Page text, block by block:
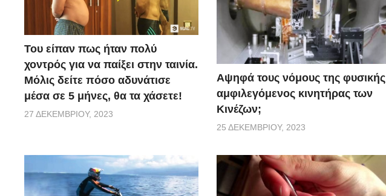
Του είπαν πως ήταν πολύ
χοντρός για να παίξει στην ταινία.
Μόλις δείτε πόσο αδυνάτισε
μέσα σε 5 μήνες, θα τα χάσετε!
27 ΔΕΚΕΜΒΡΊΟΥ, 2023
Αψηφά τους νόμους της φυσικής
αμφιλεγόμενος κινητήρας των
Κινέζων;
25 ΔΕΚΕΜΒΡΊΟΥ, 2023